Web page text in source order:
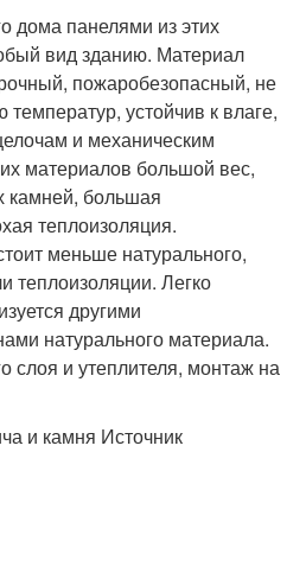
дома панелями из этих
вид зданию. Материал
пожаробезопасный, не
устойчив к влаге,
и механическим
материалов большой вес,
камней, большая
теплоизоляция.
меньше натурального,
теплоизоляции. Легко
другими
натурального материала.
слоя и утеплителя, монтаж на
и камня Источник